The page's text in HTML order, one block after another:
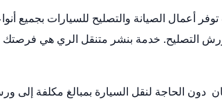
أعمال الصيانة والتصليح للسيارات بجميع
التصليح. خدمة بنشر متنقل الري هي فرصتك
دون الحاجة لنقل السيارة بمبالغ مكلفة إلى